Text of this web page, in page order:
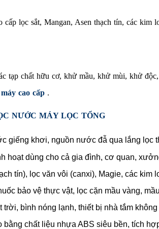
lọc sắt, Mangan, Asen thạch tín, các kim
tạp chất hữu cơ, khử mầu, khử mùi, khử
cao cấp.
NƯỚC MÁY LỌC TỔNG
giếng khơi, nguồn nước đẫ qua lắng lọc
hoạt dùng cho cả gia đình, cơ quan,
tín), lọc văn vôi (canxi), Magie, các kim
bảo vệ thực vật, lọc cặn mầu vàng,
bình nóng lạnh, thiết bị nhà tắm
bằng chất liệu nhựa ABS siêu bền, tích